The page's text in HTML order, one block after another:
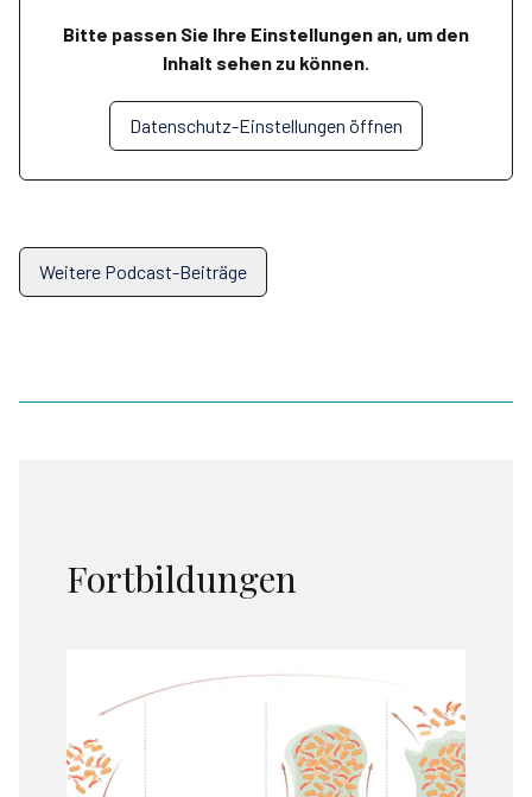
Bitte passen Sie Ihre Einstellungen an, um den
Inhalt sehen zu können.
Datenschutz-Einstellungen öffnen
Weitere Podcast-Beiträge
Fortbildungen